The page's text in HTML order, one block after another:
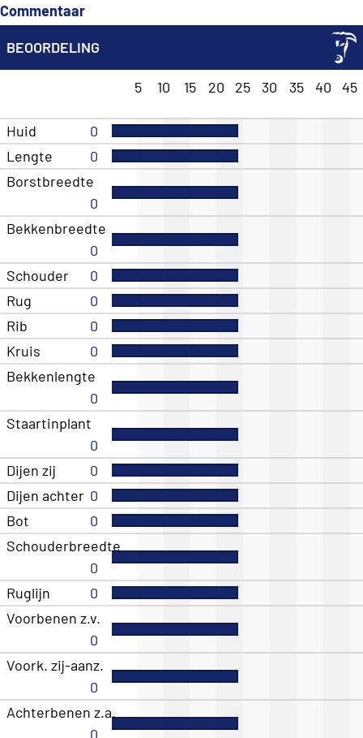
Commentaar
BEOORDELING
5 10 15 20 25 30 35 40 45
Huid
0
Lengte
0
Borstbreedte
0
Bekkenbreedte
0
Schouder
0
Rug
0
Rib
0
Kruis
0
Bekkenlengte
0
Staartinplant
0
Dijen zij
0
Dijen achter 0
Bot
0
Schouderbreedte
0
Ruglijn
0
Voorbenen z.v.
0
Voork. zij-aanz.
0
Achterbenen z.a.
0